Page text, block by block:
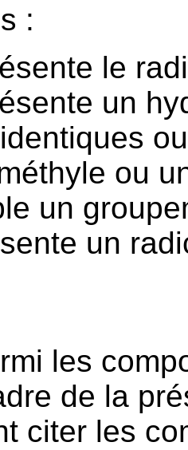
:
le
un
ou
un
un
les
de la
citer les